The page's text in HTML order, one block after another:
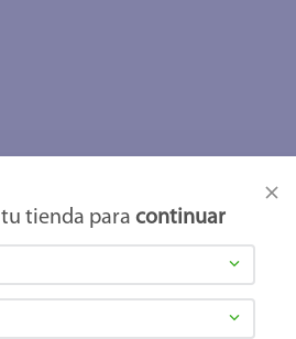
tu tienda para continuar